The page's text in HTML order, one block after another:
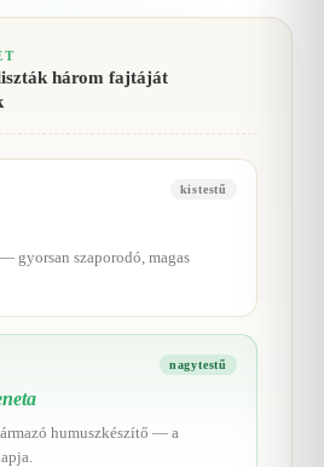
három fajtáját
kistestű
gyorsan szaporodó, magas
nagytestű
humuszkészítő — a